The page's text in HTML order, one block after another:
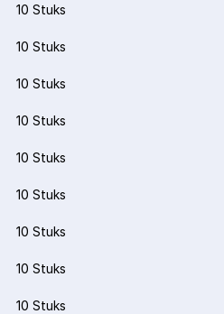
10 Stuks
10 Stuks
10 Stuks
10 Stuks
10 Stuks
10 Stuks
10 Stuks
10 Stuks
10 Stuks